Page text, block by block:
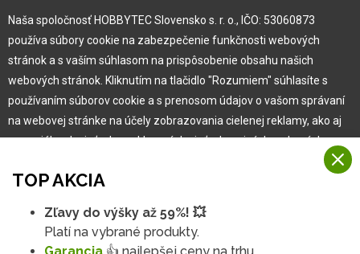
Pre zákazníka
Garancia najlepšej ceny
Užívateľský manuál
Obchodné podmienky
Zákazník & partner
Novinky
TOP AKCIA
Zľavy do výšky až 59%! 💥
Platí na vybrané produkty.
Naša spoločnosť HOBBYTEC Slovensko s. r. o., IČO: 53060873
používa súbory cookie na zabezpečenie funkčnosti webových
stránok a s vaším súhlasom na prispôsobenie obsahu našich
webových stránok. Kliknutím na tlačidlo "Rozumiem" súhlasíte s
používaním súborov cookie a s prenosom údajov o vašom správaní
na webovej stránke na účely zobrazovania cielenej reklamy, ako aj
na sociálnych sieťach a reklamných sieťach na iných webových
Viac informácií
Na našich webových stránkach používame niekoľko kategórií
Rozumiem